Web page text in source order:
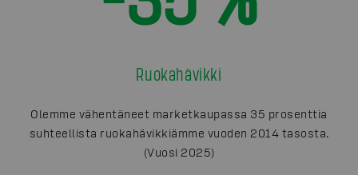
Ruokahävikki
Olemme vähentäneet marketkaupassa 35 prosenttia
suhteellista ruokahävikkiämme vuoden 2014 tasosta.
(Vuosi 2025)